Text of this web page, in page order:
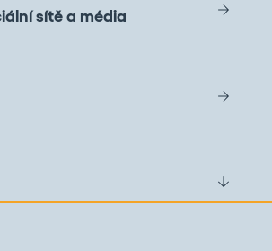
sítě a média